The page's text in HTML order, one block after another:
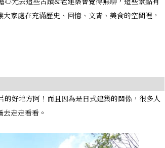
家處在充滿歷史、回憶、文青、美食的空間裡，
好地方阿！而且因為是日式建築的關係，很多人
走走看看。